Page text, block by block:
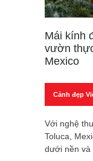
Mái kính
vườn
Mexico
Cảnh đẹp
Với nghệ
Toluca,
dưới nền và